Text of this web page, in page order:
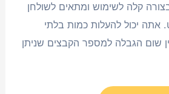
קלה לשימוש ומתאים לשולחן
אתה יכול להעלות כמות בלתי
שום הגבלה למספר הקבצים שניתן